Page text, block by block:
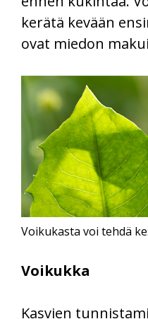
kerätä kevään
ovat miedon
Voikukasta voi tehdä
Voikukka
Kasvien